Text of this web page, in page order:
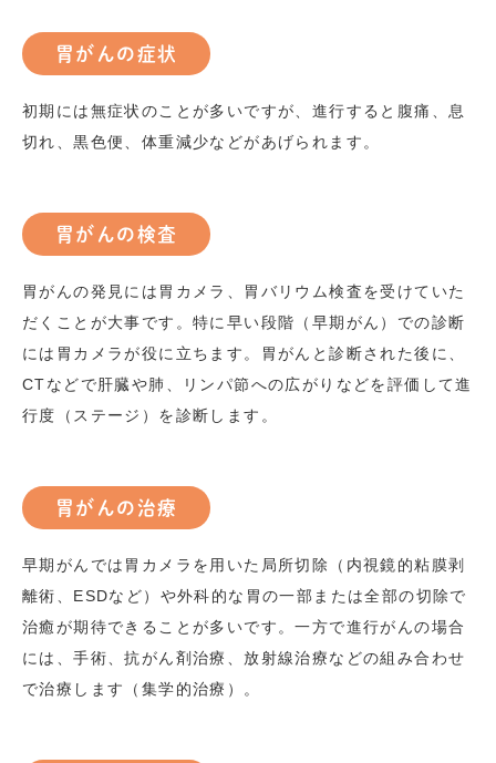
胃がんの症状
初期には無症状のことが多いですが、進行すると腹痛、息
切れ、黒色便、体重減少などがあげられます。
胃がんの検査
胃がんの発見には胃カメラ、胃バリウム検査を受けていた
だくことが大事です。特に早い段階（早期がん）での診断
には胃カメラが役に立ちます。胃がんと診断された後に、
CTなどで肝臓や肺、リンパ節への広がりなどを評価して進
行度（ステージ）を診断します。
胃がんの治療
早期がんでは胃カメラを用いた局所切除（内視鏡的粘膜剥
離術、 ESDなど）や外科的な胃の一部または全部の切除で
治癒が期待できることが多いです。一方で進行がんの場合
には、手術、抗がん剤治療、放射線治療などの組み合わせ
で治療します（集学的治療）。